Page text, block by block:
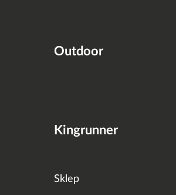
Outdoor
Kingrunner
Sklep